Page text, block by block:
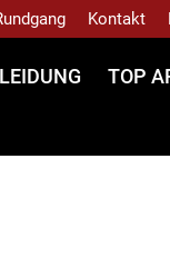
Kontakt
TOP